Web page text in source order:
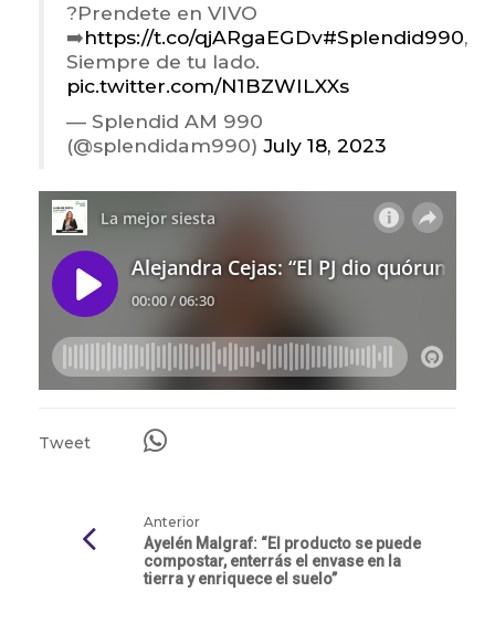
?Prendete en VIVO
➡️https://t.co/qjARgaEGDv#Splendid990,
Siempre de tu lado.
pic.twitter.com/N1BZWILXXs
— Splendid AM 990
(@splendidam990) July 18, 2023
Tweet
Anterior
Ayelén Malgraf: “El producto se puede
compostar, enterrás el envase en la
tierra y enriquece el suelo”